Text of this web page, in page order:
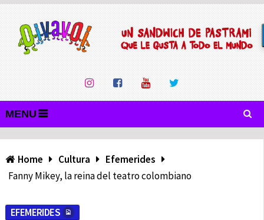
MENU
Home Cultura
Efemerides
Fanny Mikey, la reina del teatro colombiano
EFEMERIDES